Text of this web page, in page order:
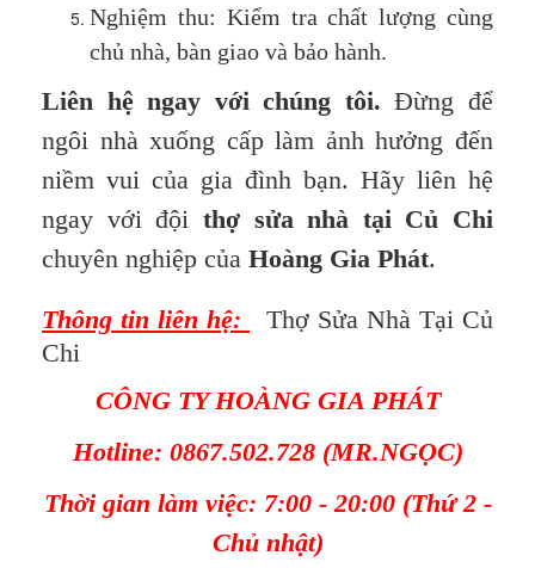
Nghiệm thu: Kiểm tra chất lượng cùng
chủ nhà, bàn giao và bảo hành.
Liên hệ ngay với chúng tôi.Đừng để
ngôi nhà xuống cấp làm ảnh hưởng đến
niềm vui của gia đình bạn. Hãy liên hệ
ngay với đội thợ sửa nhà tại Củ Chi
chuyên nghiệp của Hoàng Gia Phát.
Thông tin liên hệ:
Thợ Sửa Nhà Tại Củ
Chi
CÔNG TY HOÀNG GIA PHÁT
Hotline: 0867.502.728 (MR.NGỌC)
Thời gian làm việc: 7:00 - 20:00 (Thứ 2 -
Chủ nhật)